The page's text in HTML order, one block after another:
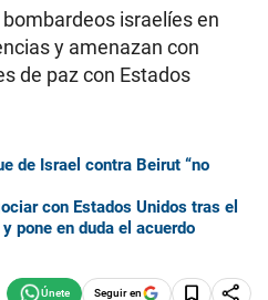
israelíes en
y amenazan con
de paz con Estados
de Israel contra Beirut “no
con Estados Unidos tras el
pone en duda el acuerdo
Seguir en